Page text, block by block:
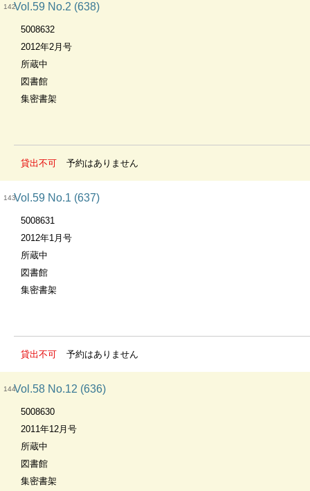
142Vol.59 No.2 (638)
5008632
2012年2月号
所蔵中
図書館
集密書架
貸出不可 予約はありません
143Vol.59 No.1 (637)
5008631
2012年1月号
所蔵中
図書館
集密書架
貸出不可 予約はありません
144Vol.58 No.12 (636)
5008630
2011年12月号
所蔵中
図書館
集密書架